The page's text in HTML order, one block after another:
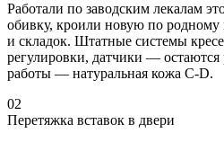
Работали по заводским лекалам
обивку, кроили новую по
и складок. Штатные системы
регулировки, датчики —
работы — натуральная кожа C-D.
02
Перетяжка вставок в двери